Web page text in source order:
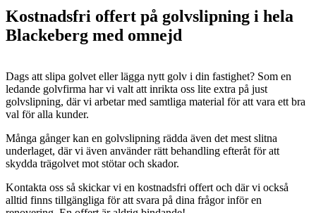
Kostnadsfri offert på golvslipning i hela
Blackeberg med omnejd
Dags att slipa golvet eller lägga nytt golv i din fastighet? Som en
ledande golvfirma har vi valt att inrikta oss lite extra på just
golvslipning, där vi arbetar med samtliga material för att vara ett bra
val för alla kunder.
Många gånger kan en golvslipning rädda även det mest slitna
underlaget, där vi även använder rätt behandling efteråt för att
skydda trägolvet mot stötar och skador.
Kontakta oss så skickar vi en kostnadsfri offert och där vi också
alltid finns tillgängliga för att svara på dina frågor inför en